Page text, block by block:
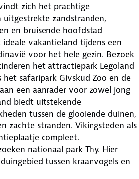
zich het prachtige
uitgestrekte zandstranden,
en bruisende hoofdstad
vakantieland tijdens een
voor het hele gezin. Bezoek
het attractiepark Legoland
het safaripark Givskud Zoo en de
een aanrader voor zowel jong
biedt uitstekende
tussen de glooiende duinen,
zachte stranden. Vikingsteden als
compleet.
nationaal park Thy. Hier
tussen kraanvogels en